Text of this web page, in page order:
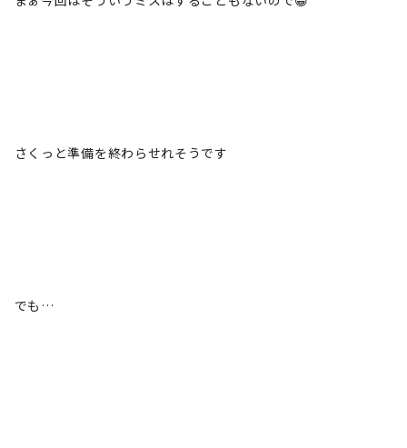
さくっと準備を終わらせれそうです
でも…